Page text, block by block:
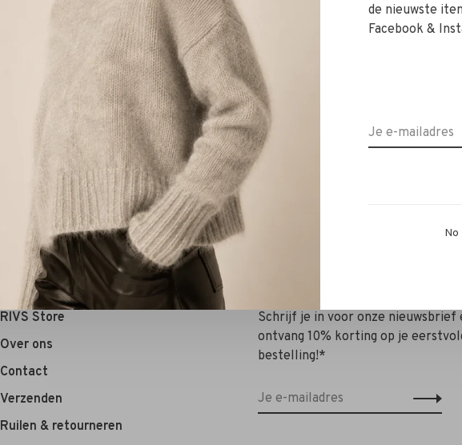
Rivs Wikkel Jurk purple
€298,00
Sorteren op:
RIVS Store
Over ons
Contact
Verzenden
Ruilen & retourneren
Schrijf je in voor onze nieuwsbrief
ontvang 10% korting op je
bestelling!*
de nieuwste
Facebook &
No